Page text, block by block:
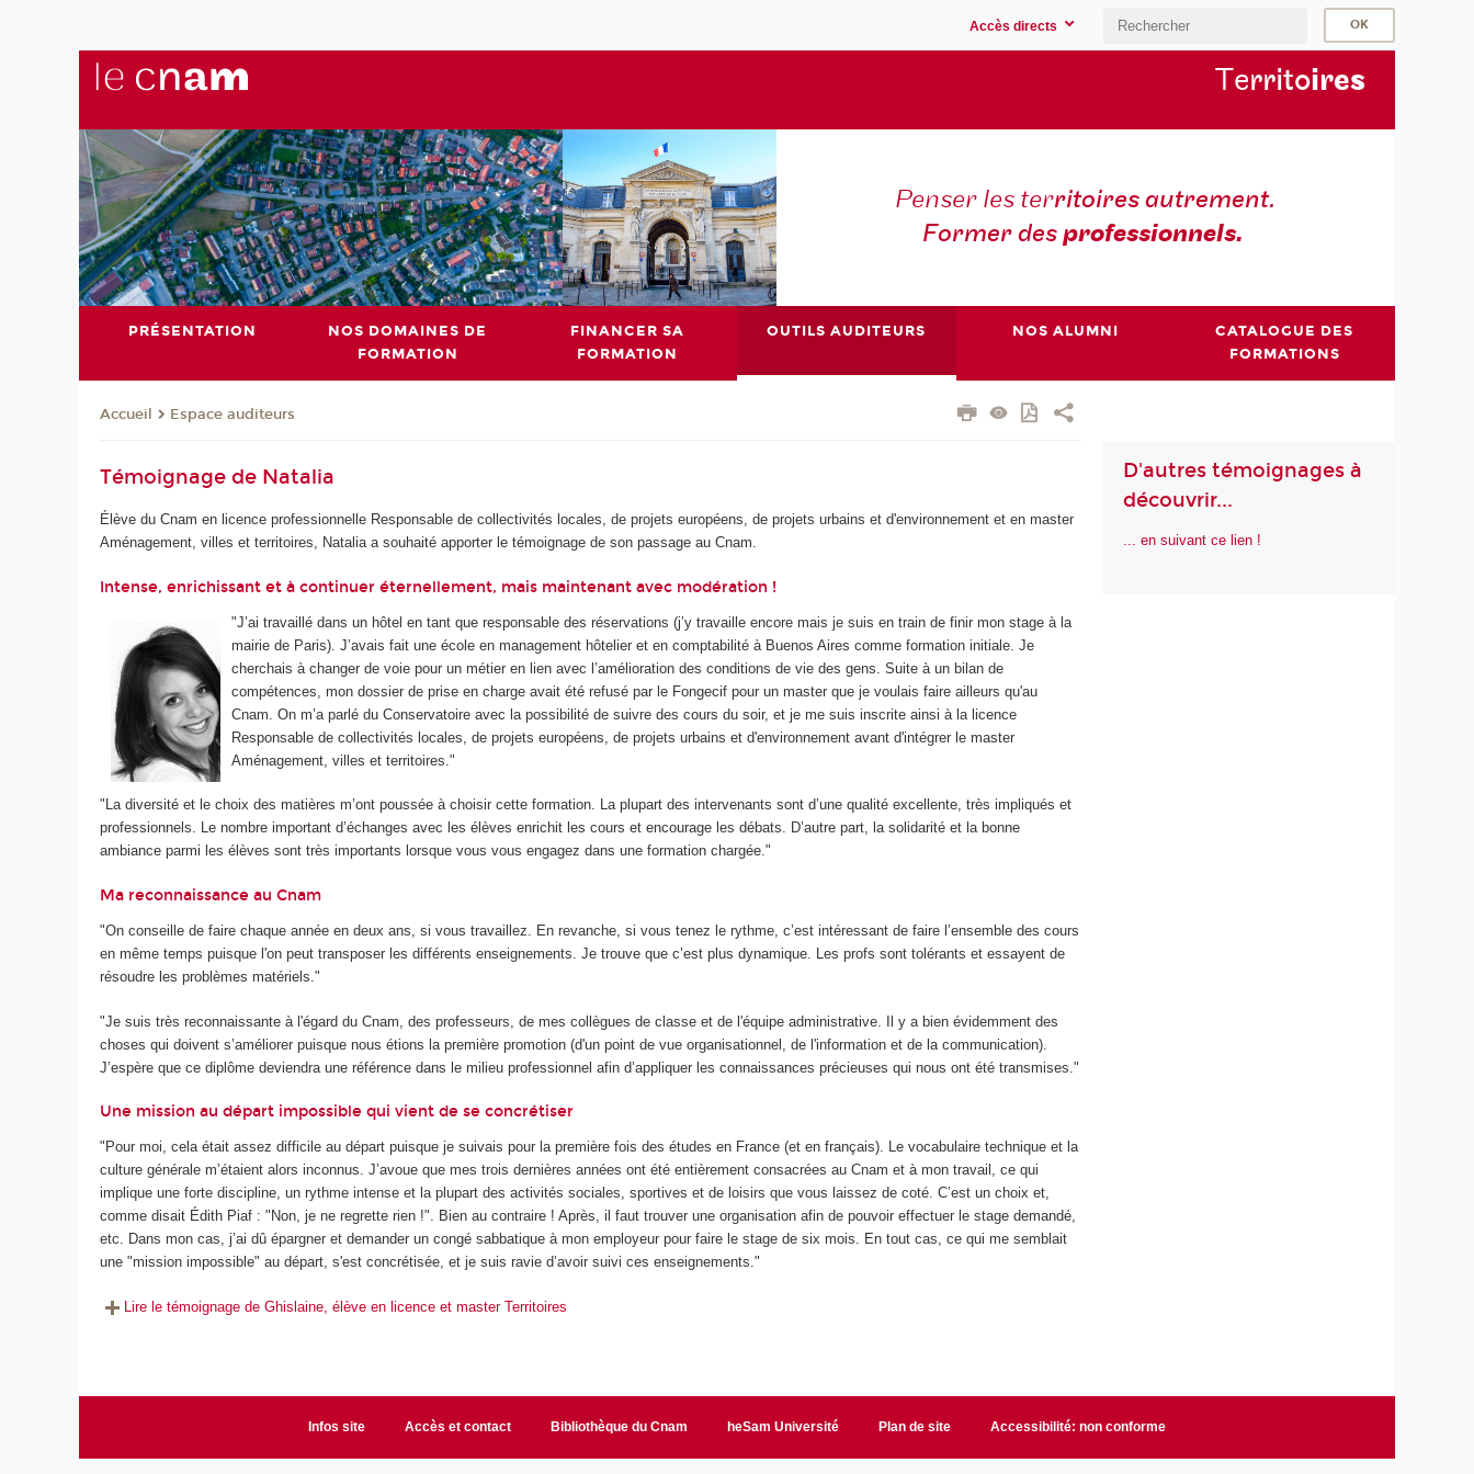
Accès directs
Territoires
Penser les territoires autrement.
Former desprofessionnels.
PRÉSENTATION
NOS DOMAINES DE
FORMATION
FINANCER SA
FORMATION
OUTILS AUDITEURS NOS ALUMNI
CATALOGUE DES
FORMATIONS
Accueil Espace auditeurs
Témoignage de Natalia
Élève du Cnam en licence professionnelle Responsable de collectivités locales, de projets européens, de projets urbains et d'environnement et en master
Aménagement, villes et territoires, Natalia a souhaité apporter le témoignage de son passage au Cnam.
Intense, enrichissant et à continuer éternellement, mais maintenant avec modération !
"J’ai travaillé dans un hôtel en tant que responsable des réservations (j’y travaille encore mais je suis en train de finir mon stage à la
mairie de Paris). J’avais fait une école en management hôtelier et en comptabilité à Buenos Aires comme formation initiale. Je
cherchais à changer de voie pour un métier en lien avec l’amélioration des conditions de vie des gens. Suite à un bilan de
compétences, mon dossier de prise en charge avait été refusé par le Fongecif pour un master que je voulais faire ailleurs qu'au
Cnam. On m’a parlé du Conservatoire avec la possibilité de suivre des cours du soir, et je me suis inscrite ainsi à la licence
Responsable de collectivités locales, de projets européens, de projets urbains et d'environnement avant d'intégrer le master
Aménagement, villes et territoires."
"La diversité et le choix des matières m’ont poussée à choisir cette formation. La plupart des intervenants sont d’une qualité excellente, très impliqués et
professionnels. Le nombre important d’échanges avec les élèves enrichit les cours et encourage les débats. D’autre part, la solidarité et la bonne
ambiance parmi les élèves sont très importants lorsque vous vous engagez dans une formation chargée."
Ma reconnaissance au Cnam
"On conseille de faire chaque année en deux ans, si vous travaillez. En revanche, si vous tenez le rythme, c’est intéressant de faire l’ensemble des cours
en même temps puisque l'on peut transposer les différents enseignements. Je trouve que c’est plus dynamique. Les profs sont tolérants et essayent de
résoudre les problèmes matériels."
"Je suis très reconnaissante à l'égard du Cnam, des professeurs, de mes collègues de classe et de l'équipe administrative. Il y a bien évidemment des
choses qui doivent s’améliorer puisque nous étions la première promotion (d'un point de vue organisationnel, de l'information et de la communication).
J’espère que ce diplôme deviendra une référence dans le milieu professionnel afin d’appliquer les connaissances précieuses qui nous ont été transmises."
Une mission au départ impossible qui vient de se concrétiser
"Pour moi, cela était assez difficile au départ puisque je suivais pour la première fois des études en France (et en français). Le vocabulaire technique et la
culture générale m’étaient alors inconnus. J’avoue que mes trois dernières années ont été entièrement consacrées au Cnam et à mon travail, ce qui
implique une forte discipline, un rythme intense et la plupart des activités sociales, sportives et de loisirs que vous laissez de coté. C’est un choix et,
comme disait Édith Piaf : "Non, je ne regrette rien !". Bien au contraire ! Après, il faut trouver une organisation afin de pouvoir effectuer le stage demandé,
etc. Dans mon cas, j’ai dû épargner et demander un congé sabbatique à mon employeur pour faire le stage de six mois. En tout cas, ce qui me semblait
une "mission impossible" au départ, s'est concrétisée, et je suis ravie d’avoir suivi ces enseignements."
Lire le témoignage de Ghislaine, élève en licence et master Territoires
D'autres témoignages à
découvrir...
... en suivant ce lien !
Infos site Accès et contact Bibliothèque du Cnam heSam Université Plan de site Accessibilité: non conforme